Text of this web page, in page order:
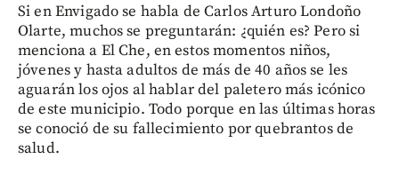
Si en Envigado se habla de Carlos Arturo Londoño
Olarte, muchos se preguntarán: ¿quién es? Pero si
menciona a El Che, en estos momentos niños,
jóvenes y hasta adultos de más de 40 años se les
aguarán los ojos al hablar del paletero más icónico
de este municipio. Todo porque en las últimas horas
se conoció de su fallecimiento por quebrantos de
salud.